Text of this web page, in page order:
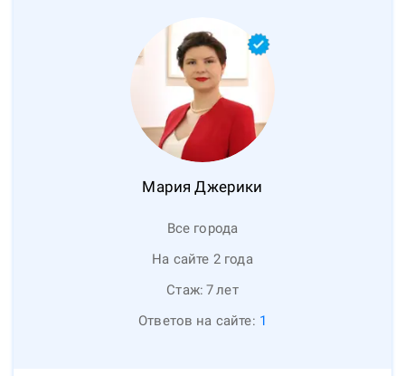
Мария Джерики
Все города
На сайте 2 года
Стаж: 7лет
Ответов на сайте: 1